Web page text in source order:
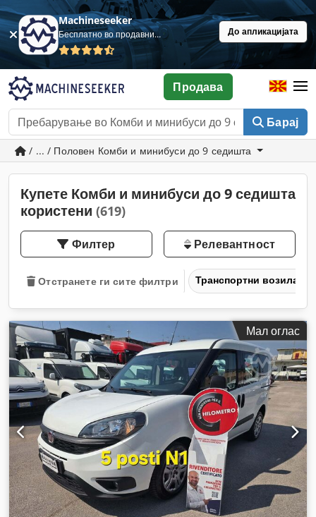
Machineseeker
Бесплатно во продавница До апликацијата
Барај
Продава
/ ... / Половен Комби и минибуси до 9 седишта
Купете Комби и минибуси до 9 седишта
користени (619)
Филтер Релевантност
Отстранете ги сите филтри Транспортни возила и
Мал оглас